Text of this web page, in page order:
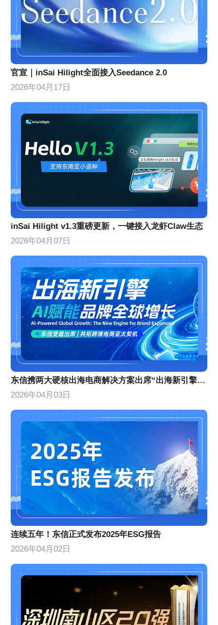
官宣｜inSai Hilight全面接入Seedance 2.0
2026年04月17日
inSai Hilight v1.3重磅更新，一键接入龙虾Claw生态
2026年04月07日
东信携两大硬核出海电商解决方案出席“出海新引擎”峰会
2026年04月03日
连续五年！东信正式发布2025年ESG报告
2026年04月02日